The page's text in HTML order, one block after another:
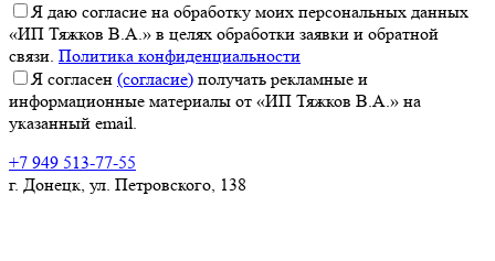
Я даю согласие на обработку моих персональных данных
«ИП Тяжков В.А.» в целях обработки заявки и обратной
связи. Политика конфиденциальности
Я согласен (согласие) получать рекламные и
информационные материалы от «ИП Тяжков В.А.» на
указанный email.
+7 949 513-77-55
г. Донецк, ул. Петровского, 138